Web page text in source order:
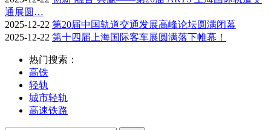
通展圆…
2025-12-22 第20届中国轨道交通发展高峰论坛圆满闭幕
2025-12-22 第十四届上海国际客车展圆满落下帷幕！
热门搜索：
高铁
轻轨
城市轻轨
高速铁路